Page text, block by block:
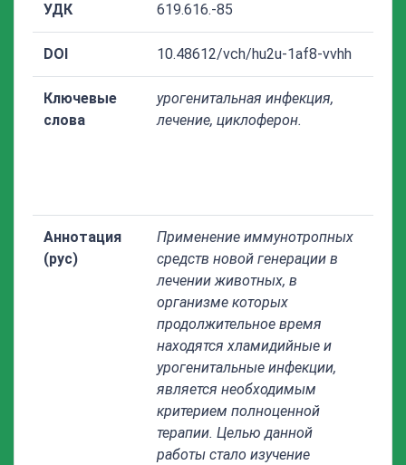
УДК 619.616.-85
DOI 10.48612/vch/hu2u-1af8-vvhh
Ключевые
слова
урогенитальная инфекция,
лечение, циклоферон.
Аннотация
(рус)
Применение иммунотропных
средств новой генерации в
лечении животных, в
организме которых
продолжительное время
находятся хламидийные и
урогенитальные инфекции,
является необходимым
критерием полноценной
терапии. Целью данной
работы стало изучение